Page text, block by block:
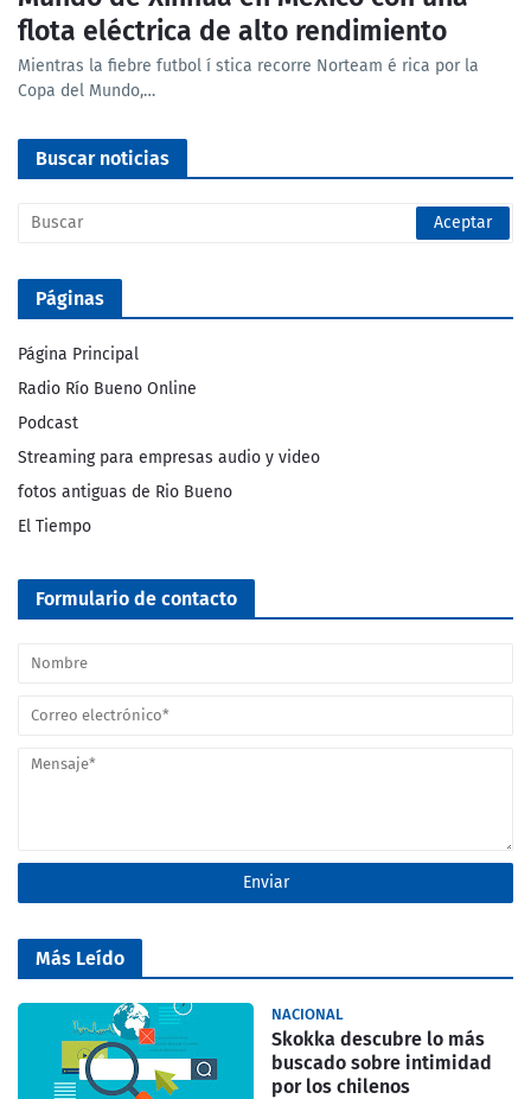
flota eléctrica de alto rendimiento
Mientras la fiebre futbol í stica recorre Norteam é rica por la
Copa del Mundo,…
Buscar noticias
Páginas
Página Principal
Radio Río Bueno Online
Podcast
Streaming para empresas audio y video
fotos antiguas de Rio Bueno
El Tiempo
Formulario de contacto
Más Leído
NACIONAL
Skokka descubre lo más
buscado sobre intimidad
por los chilenos